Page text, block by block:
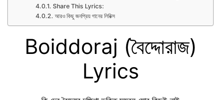
Share This Lyrics:
আরও কিছু জনপ্রিয় গানের লিরিক্স
Boiddoraj (বৈদ্দোরাজ)
Lyrics